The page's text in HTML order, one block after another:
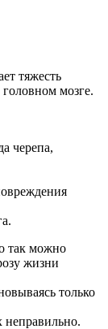
тяжесть
мозге.
черепа,
так можно
жизни
только
неправильно.